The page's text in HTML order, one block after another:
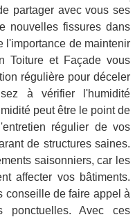
partager avec vous ses
nouvelles fissures dans
l'importance de maintenir
Toiture et Façade vous
régulière pour déceler
à vérifier l'humidité
peut être le point de
régulier de vos
de structures saines.
saisonniers, car les
affecter vos bâtiments.
conseille de faire appel à
ponctuelles. Avec ces